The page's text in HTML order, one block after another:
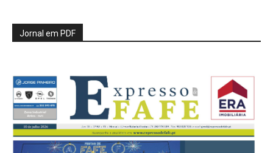
Jornal em PDF